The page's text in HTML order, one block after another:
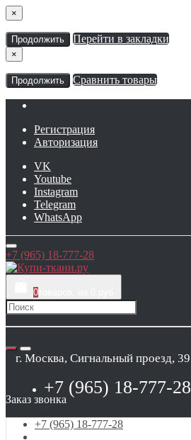
×
Продолжить Перейти в закладки
×
Продолжить Сравнить товары
Регистрация
Авторизация
VK
Youtube
Instagram
Telegram
WhatsApp
+7 (965) 18-777-28
0
г. Москва, Сигнальный проезд, 39
+7 (965) 18-777-28
Заказ звонка
+7 (965) 18-777-28